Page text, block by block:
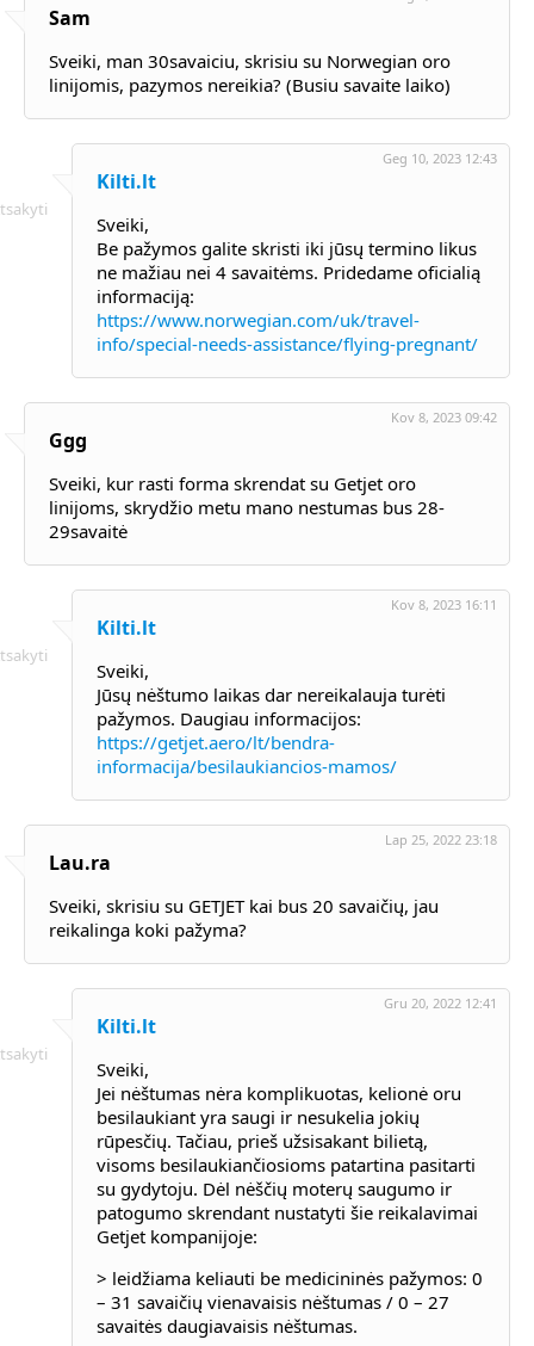
Sam
Sveiki, man 30savaiciu, skrisiu su Norwegian oro
linijomis, pazymos nereikia? (Busiu savaite laiko)
Kilti.lt
Geg 10, 2023 12:43
Sveiki,
Be pažymos galite skristi iki jūsų termino likus
ne mažiau nei 4 savaitėms. Pridedame oficialią
informaciją:
https://www.norwegian.com/uk/travel-
info/special-needs-assistance/flying-pregnant/
Ggg
Kov 8, 2023 09:42
Sveiki, kur rasti forma skrendat su Getjet oro
linijoms, skrydžio metu mano nestumas bus 28-
29savaitė
Kilti.lt
Kov 8, 2023 16:11
Sveiki,
Jūsų nėštumo laikas dar nereikalauja turėti
pažymos. Daugiau informacijos:
https://getjet.aero/lt/bendra-
informacija/besilaukiancios-mamos/
Lau.ra
Lap 25, 2022 23:18
Sveiki, skrisiu su GETJET kai bus 20 savaičių, jau
reikalinga koki pažyma?
Kilti.lt
Gru 20, 2022 12:41
Sveiki,
Jei nėštumas nėra komplikuotas, kelionė oru
besilaukiant yra saugi ir nesukelia jokių
rūpesčių. Tačiau, prieš užsisakant bilietą,
visoms besilaukiančiosioms patartina pasitarti
su gydytoju. Dėl nėščių moterų saugumo ir
patogumo skrendant nustatyti šie reikalavimai
Getjet kompanijoje:
> leidžiama keliauti be medicininės pažymos: 0
– 31 savaičių vienavaisis nėštumas / 0 – 27
savaitės daugiavaisis nėštumas.